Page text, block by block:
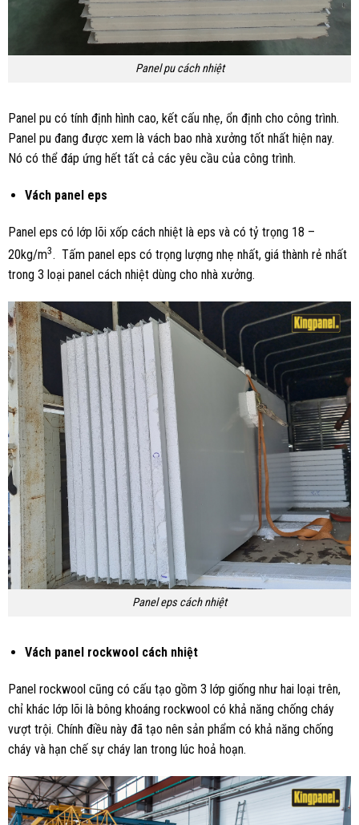
Panel pu cách nhiệt
Panel pu có tính định hình cao, kết cấu nhẹ, ổn định cho công trình.
Panel pu đang được xem là vách bao nhà xưởng tốt nhất hiện nay.
Nó có thể đáp ứng hết tất cả các yêu cầu của công trình.
Vách panel eps
Panel eps có lớp lõi xốp cách nhiệt là eps và có tỷ trọng 18 –
20kg/m3. Tấm panel eps có trọng lượng nhẹ nhất, giá thành rẻ nhất
trong 3 loại panel cách nhiệt dùng cho nhà xưởng.
Panel eps cách nhiệt
Vách panel rockwool cách nhiệt
Panel rockwool cũng có cấu tạo gồm 3 lớp giống như hai loại trên,
chỉ khác lớp lõi là bông khoáng rockwool có khả năng chống cháy
vượt trội. Chính điều này đã tạo nên sản phẩm có khả năng chống
cháy và hạn chế sự cháy lan trong lúc hoả hoạn.